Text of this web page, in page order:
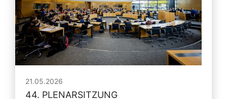
21.05.2026
44. PLENARSITZUNG